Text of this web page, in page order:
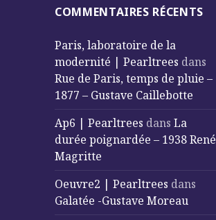
COMMENTAIRES RÉCENTS
Paris, laboratoire de la
modernité | Pearltrees dans
Rue de Paris, temps de pluie –
1877 – Gustave Caillebotte
Ap6 | Pearltrees dansLa
durée poignardée – 1938 René
Magritte
Oeuvre2 | Pearltrees dans
Galatée -Gustave Moreau